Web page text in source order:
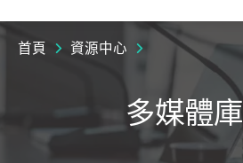
首頁 資源中心
多媒體庫